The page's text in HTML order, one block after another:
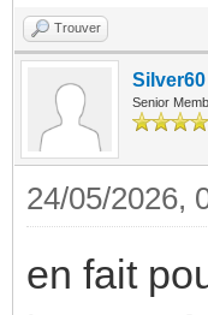
Trouver
Silver60
Senior
24/05/2026,
en fait